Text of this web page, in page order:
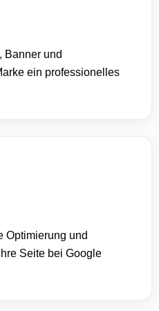
Banner und
ein professionelles
Optimierung und
Seite bei Google